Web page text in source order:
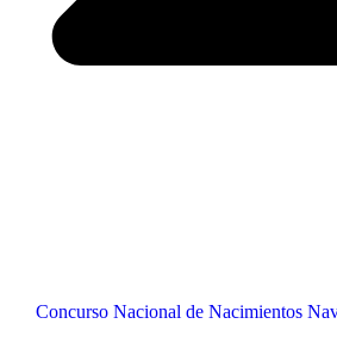
Concurso Nacional de Nacimientos